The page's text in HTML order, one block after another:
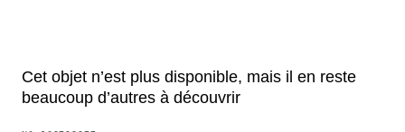
Cet objet n’est plus disponible, mais il en reste
beaucoup d’autres à découvrir